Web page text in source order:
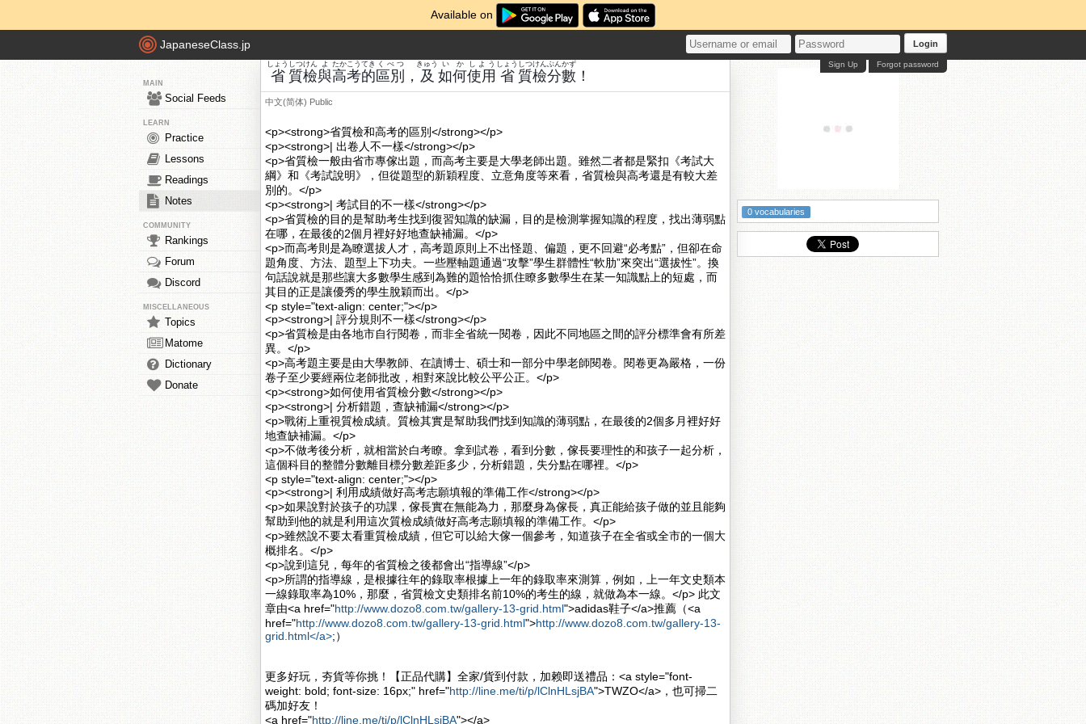
Available on
JapaneseClass.jp Login
Forgot password
Sign Up
MAIN
Social Feeds
LEARN
Practice
Lessons
Readings
Notes
COMMUNITY
Rankings
Forum
Discord
MISCELLANEOUS
Topics
Matome
Dictionary
Donate
省
しょう
質
しつ
檢
けん
與
よ
高
たか
考
こう
的
てき
區別
くべつ
， 及
きゅう
如何
いか
使用
しよう
省
しょう
質
しつ
檢分
けんぶん
數
かず
！
中文(简体) Public
<p><strong>省質檢和高考的區別</strong></p>
<p><strong>| 出卷人不一樣</strong></p>
<p>省質檢一般由省市專傢出題，而高考主要是大學老師出題。雖然二者都是緊扣《考試大
綱》和《考試說明》，但從題型的新穎程度、立意角度等來看，省質檢與高考還是有較大差
別的。</p>
<p><strong>| 考試目的不一樣</strong></p>
<p>省質檢的目的是幫助考生找到復習知識的缺漏，目的是檢測掌握知識的程度，找出薄弱點
在哪，在最後的2個月裡好好地查缺補漏。</p>
<p>而高考則是為瞭選拔人才，高考題原則上不出怪題、偏題，更不回避“必考點”，但卻在命
題角度、方法、題型上下功夫。一些壓軸題通過“攻擊”學生群體性“軟肋”來突出“選拔性”。換
句話說就是那些讓大多數學生感到為難的題恰恰抓住瞭多數學生在某一知識點上的短處，而
其目的正是讓優秀的學生脫穎而出。</p>
<p style="text-align: center;"></p>
<p><strong>| 評分規則不一樣</strong></p>
<p>省質檢是由各地市自行閱卷，而非全省統一閱卷，因此不同地區之間的評分標準會有所差
異。</p>
<p>高考題主要是由大學教師、在讀博士、碩士和一部分中學老師閱卷。閱卷更為嚴格，一份
卷子至少要經兩位老師批改，相對來說比較公平公正。</p>
<p><strong>如何使用省質檢分數</strong></p>
<p><strong>| 分析錯題，查缺補漏</strong></p>
<p>戰術上重視質檢成績。質檢其實是幫助我們找到知識的薄弱點，在最後的2個多月裡好好
地查缺補漏。</p>
<p>不做考後分析，就相當於白考瞭。拿到試卷，看到分數，傢長要理性的和孩子一起分析，
這個科目的整體分數離目標分數差距多少，分析錯題，失分點在哪裡。</p>
<p style="text-align: center;"></p>
<p><strong>| 利用成績做好高考志願填報的準備工作</strong></p>
<p>如果說對於孩子的功課，傢長實在無能為力，那麼身為傢長，真正能給孩子做的並且能夠
幫助到他的就是利用這次質檢成績做好高考志願填報的準備工作。</p>
<p>雖然說不要太看重質檢成績，但它可以給大傢一個參考，知道孩子在全省或全市的一個大
概排名。</p>
<p>說到這兒，每年的省質檢之後都會出“指導線”</p>
<p>所謂的指導線，是根據往年的錄取率根據上一年的錄取率來測算，例如，上一年文史類本
一線錄取率為10%，那麼，省質檢文史類排名前10%的考生的線，就做為本一線。</p> 此文
章由<a href="http://www.dozo8.com.tw/gallery-13-grid.html">adidas鞋子</a>推薦（<a
href="http://www.dozo8.com.tw/gallery-13-grid.html">http://www.dozo8.com.tw/gallery-13-
grid.html</a>;）
更多好玩，夯貨等你挑！【正品代購】全家/貨到付款，加赖即送禮品：<a style="font-
weight: bold; font-size: 16px;" href="http://line.me/ti/p/lClnHLsjBA">TWZO</a>，也可掃二
碼加好友！
<a href="http://line.me/ti/p/lClnHLsjBA"></a>
0 vocabularies